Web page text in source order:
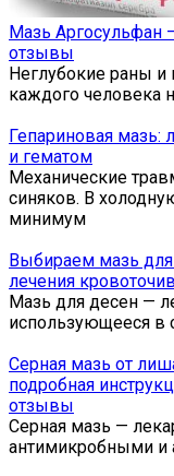
Мазь Аргосульфан
отзывы
Неглубокие раны
каждого человека
Гепариновая мазь:
и гематом
Механические
синяков. В
минимум
Выбираем мазь
лечения
Мазь для десен —
использующееся в
Серная мазь от
подробная
отзывы
Серная мазь —
антимикробными и